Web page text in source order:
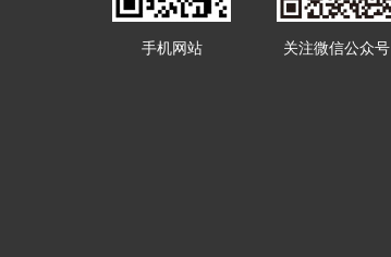
手机网站 关注微信公众号